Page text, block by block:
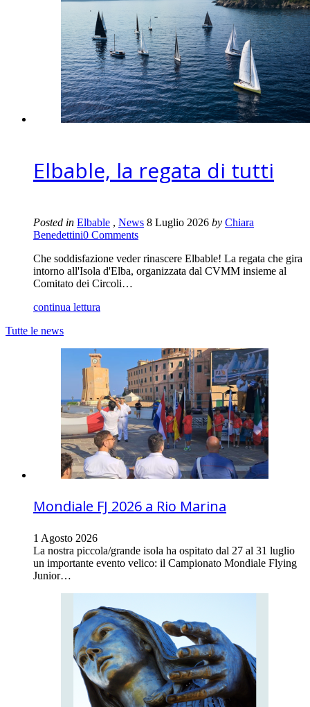
Elbable, la regata di tutti
Posted in Elbable , News 8 Luglio 2026 by Chiara
Benedettini0 Comments
Che soddisfazione veder rinascere Elbable! La regata che gira
intorno all'Isola d'Elba, organizzata dal CVMM insieme al
Comitato dei Circoli…
continua lettura
Tutte le news
Mondiale FJ 2026 a Rio Marina
1 Agosto 2026
La nostra piccola/grande isola ha ospitato dal 27 al 31 luglio
un importante evento velico: il Campionato Mondiale Flying
Junior…